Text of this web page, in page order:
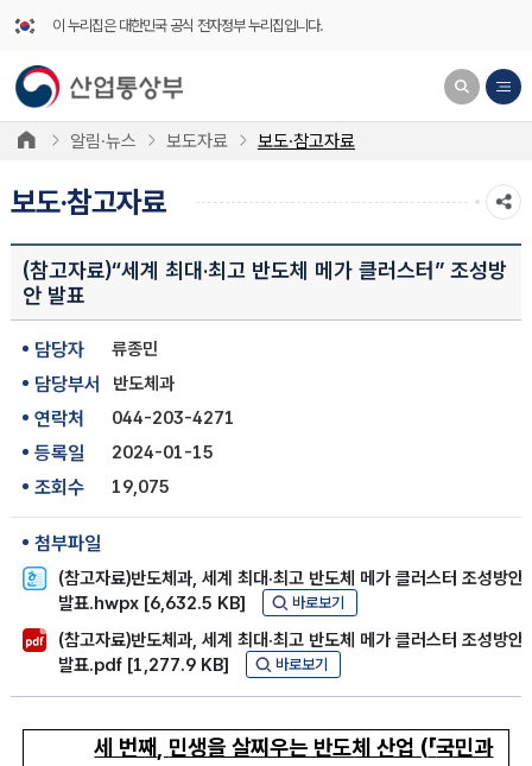
이 누리집은 대한민국 공식 전자정부 누리집입니다.
알림·뉴스 보도자료 보도·참고자료
보도·참고자료
(참고자료)“세계 최대·최고 반도체 메가 클러스터” 조성방
안 발표
담당자 류종민
담당부서 반도체과
연락처 044-203-4271
등록일 2024-01-15
조회수 19,075
첨부파일
(참고자료)반도체과, 세계 최대·최고 반도체 메가 클러스터 조성방안
발표.hwpx [6,632.5 KB]
바로보기
(참고자료)반도체과, 세계 최대·최고 반도체 메가 클러스터 조성방안
발표.pdf [1,277.9 KB]
바로보기
세 번째, 민생을 살찌우는 반도체 산업 (「국민과